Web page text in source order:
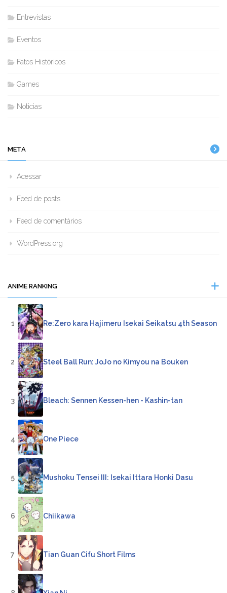
Entrevistas
Eventos
Fatos Históricos
Games
Noticias
META
Acessar
Feed de posts
Feed de comentários
WordPress.org
ANIME RANKING
1 Re:Zero kara Hajimeru Isekai Seikatsu 4th Season
2 Steel Ball Run: JoJo no Kimyou na Bouken
3 Bleach: Sennen Kessen-hen - Kashin-tan
4 One Piece
5 Mushoku Tensei III: Isekai Ittara Honki Dasu
6 Chiikawa
7 Tian Guan Cifu Short Films